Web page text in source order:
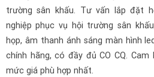
trường sân khấu. Tư vấn lắp đặt
nghiệp phục vụ hội trường sân
họp, âm thanh ánh sáng màn hình
chính hãng, có đầy đủ CO CQ.
mức giá phù hợp nhất.